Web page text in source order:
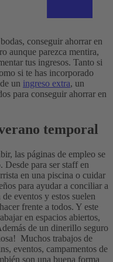
conseguir ahorrar en
aunque parezca mentira,
tus ingresos. Tanto si
si te has incorporado
un ingreso extra, un
para conseguir ahorrar en
temporal
las páginas de empleo se
Desde para ser staff en
en una piscina o cuidar
para ayudar a conciliar a
eventos y estos suelen
frente a todos. Y este
en espacios abiertos,
de un dinerillo seguro
Muchos trabajos de
eventos, campamentos de
son una buena forma